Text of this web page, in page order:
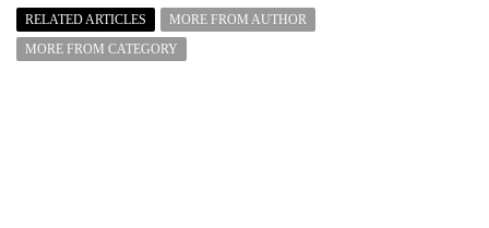
RELATED ARTICLES
MORE FROM AUTHOR
MORE FROM CATEGORY